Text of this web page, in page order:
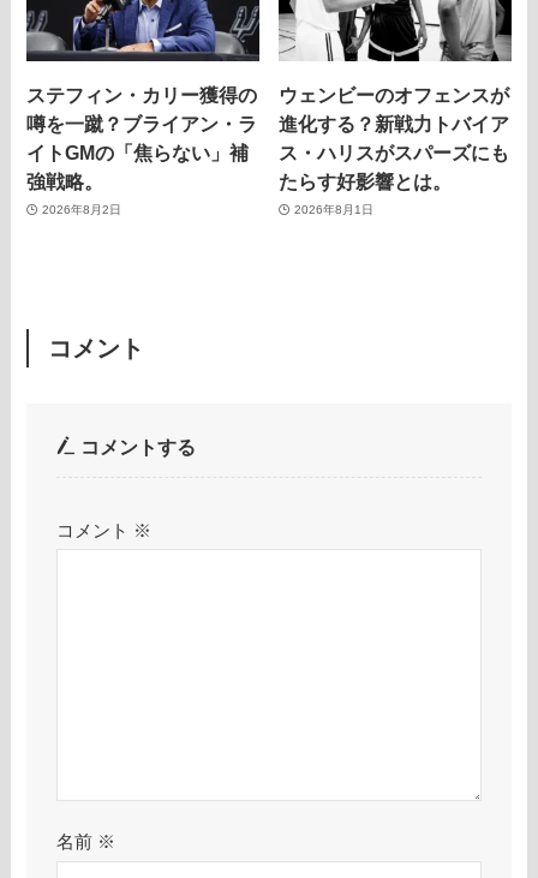
ステフィン・カリー獲得の
噂を一蹴？ブライアン・ラ
イトGMの「焦らない」補
強戦略。
2026年8月2日
ウェンビーのオフェンスが
進化する？新戦力トバイア
ス・ハリスがスパーズにも
たらす好影響とは。
2026年8月1日
コメント
コメントする
コメント ※
名前 ※